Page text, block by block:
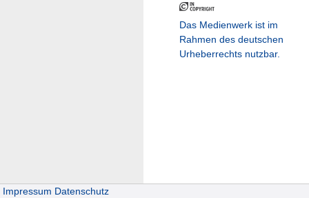
Das Medienwerk ist im
Rahmen des deutschen
Urheberrechts nutzbar.
Impressum Datenschutz